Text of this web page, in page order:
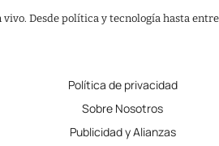
Desde política y tecnología hasta
Política de privacidad
Sobre Nosotros
Publicidad y Alianzas